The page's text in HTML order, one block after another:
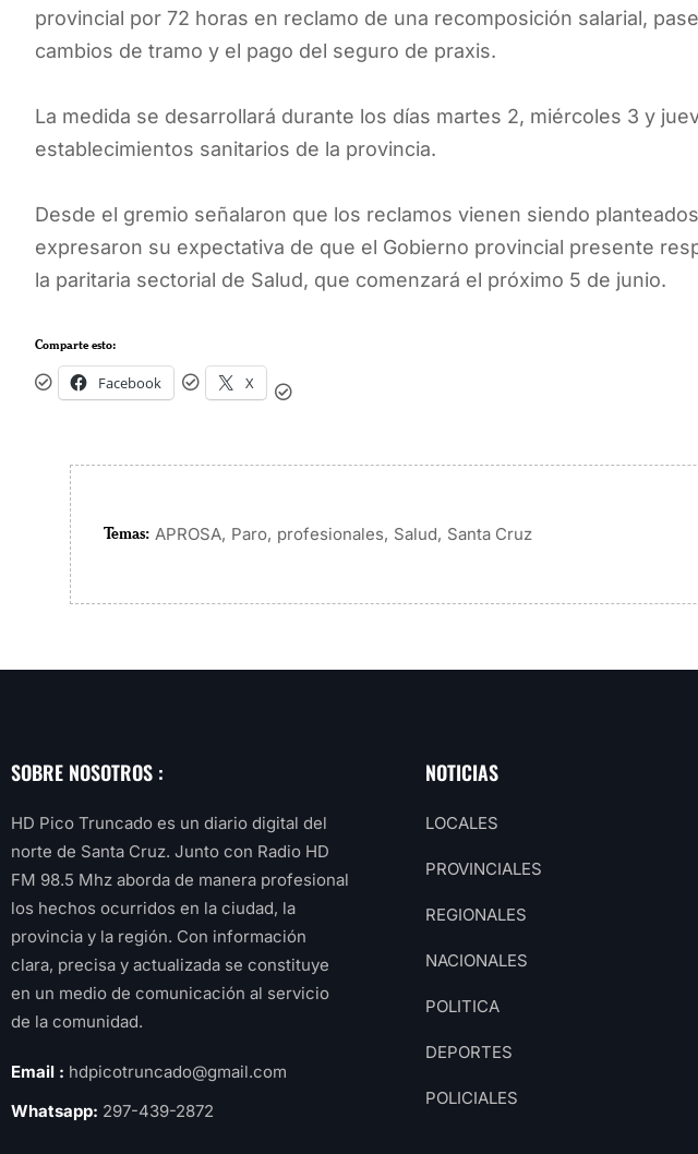
provincial por 72 horas en reclamo de una recomposición salarial,
cambios de tramo y el pago del seguro de praxis.
La medida se desarrollará durante los días martes 2, miércoles 3 y
establecimientos sanitarios de la provincia.
Desde el gremio señalaron que los reclamos vienen siendo
expresaron su expectativa de que el Gobierno provincial presente
la paritaria sectorial de Salud, que comenzará el próximo 5 de junio.
Comparte esto:
Facebook X
Temas: APROSA, Paro, profesionales, Salud, Santa Cruz
SOBRE NOSOTROS :
HD Pico Truncado es un diario digital del
norte de Santa Cruz. Junto con Radio HD
FM 98.5 Mhz aborda de manera profesional
los hechos ocurridos en la ciudad, la
provincia y la región. Con información
clara, precisa y actualizada se constituye
en un medio de comunicación al servicio
de la comunidad.
Email : hdpicotruncado@gmail.com
Whatsapp: 297-439-2872
NOTICIAS
LOCALES
PROVINCIALES
REGIONALES
NACIONALES
POLITICA
DEPORTES
POLICIALES